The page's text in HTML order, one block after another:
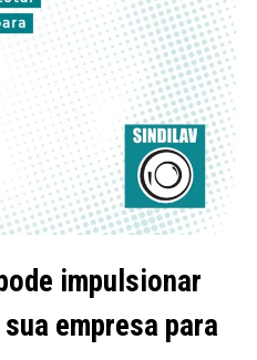
impulsionar
empresa para